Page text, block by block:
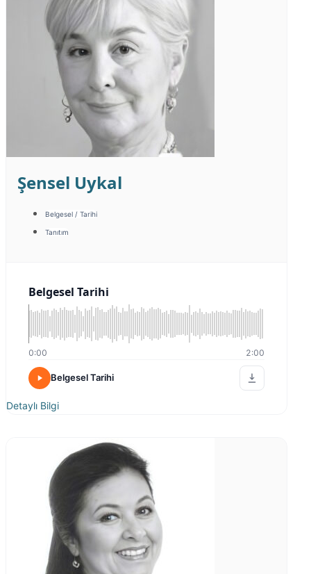
Şensel Uykal
Belgesel / Tarihi
Tanıtım
Belgesel Tarihi
0:00 2:00
Belgesel Tarihi
Detaylı Bilgi